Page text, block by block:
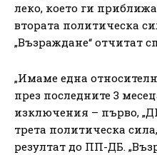
леко, което ги
втората политическа
„Възраждане“ отчитат
„Имаме една
през последните 3
изключения – първо,
трета политическа
резултат до ПП-ДБ.